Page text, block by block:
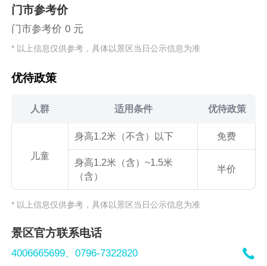
门市参考价
门市参考价 0 元
* 以上信息仅供参考，具体以景区当日公示信息为准
优待政策
人群 适用条件 优待政策
儿童
身高1.2米（不含）以下 免费
身高1.2米（含）~1.5米
（含）
半价
* 以上信息仅供参考，具体以景区当日公示信息为准
景区官方联系电话
4006665699、0796-7322820 